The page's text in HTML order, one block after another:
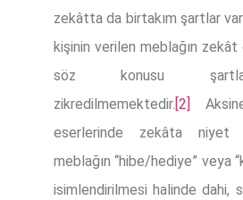
zekâtta da birtakım şartlar
kişinin verilen meblağın
söz konusu
zikredilmemektedir.[2]
eserlerinde zekâta niyet
meblağın “hibe/hediye” veya
isimlendirilmesi halinde dahi,